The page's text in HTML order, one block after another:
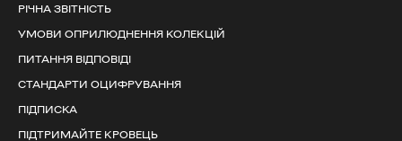
РІЧНА ЗВІТНІСТЬ
УМОВИ ОПРИЛЮДНЕННЯ КОЛЕКЦІЙ
ПИТАННЯ ВІДПОВІДІ
СТАНДАРТИ ОЦИФРУВАННЯ
ПІДПИСКА
ПІДТРИМАЙТЕ КРОВЕЦЬ